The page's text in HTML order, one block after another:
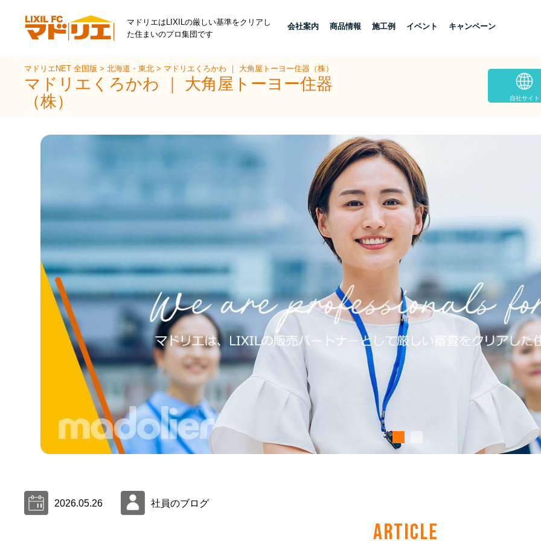
マドリエはLIXILの厳しい基準をクリアし
た住まいのプロ集団です
会社案内 商品情報 施工例 イベント キャンペーン
マドリエNET 全国版>北海道・東北> マドリエくろかわ ｜ 大角屋トーヨー住器（株）
マドリエくろかわ ｜ 大角屋トーヨー住器
（株）
自社サイト
2026.05.26 社員のブログ
ARTICLE